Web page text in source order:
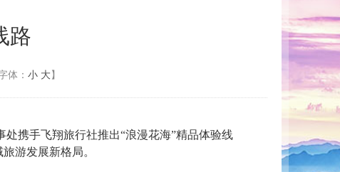
路
体： 小 大】
携手飞翔旅行社推出“浪漫花海”精品体验线
游发展新格局。